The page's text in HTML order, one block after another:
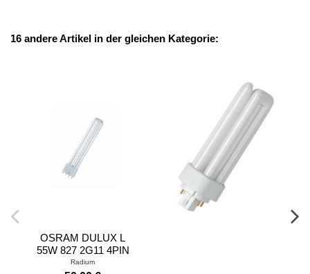
16 andere Artikel in der gleichen Kategorie:
OSRAM DULUX L
55W 827 2G11 4PIN
Radium